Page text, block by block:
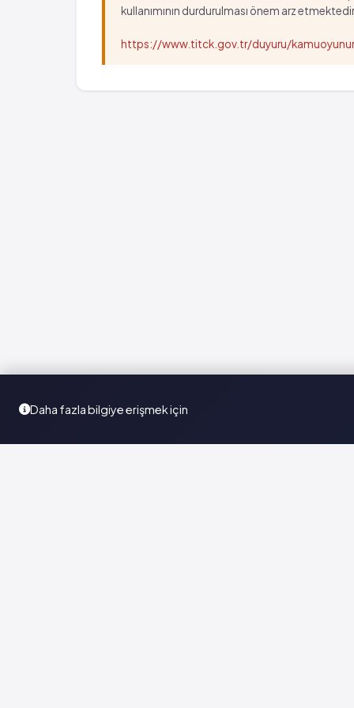
kullanımının durdurulması önem arz
https://www.titck.gov.tr/duyuru/
Daha fazla bilgiye erişmek için